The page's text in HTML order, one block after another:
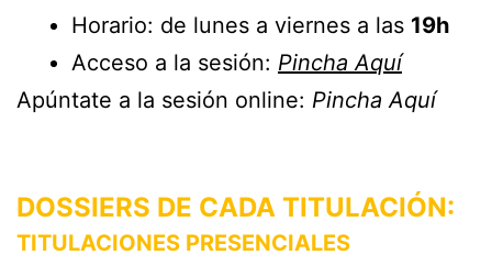
Horario: de lunes a viernes a las 19h
Acceso a la sesión: Pincha Aquí
Apúntate a la sesión online: Pincha Aquí
DOSSIERS DE CADA TITULACIÓN:
TITULACIONES PRESENCIALES